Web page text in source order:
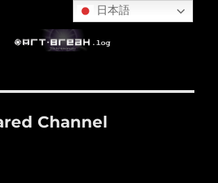
Channel
日本語